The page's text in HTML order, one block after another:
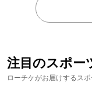
注目のスポー
ローチケがお届けするス